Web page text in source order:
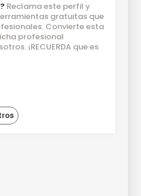
Reclama este perfil y
gratuitas que
Convierte esta
profesional
¡RECUERDA que es